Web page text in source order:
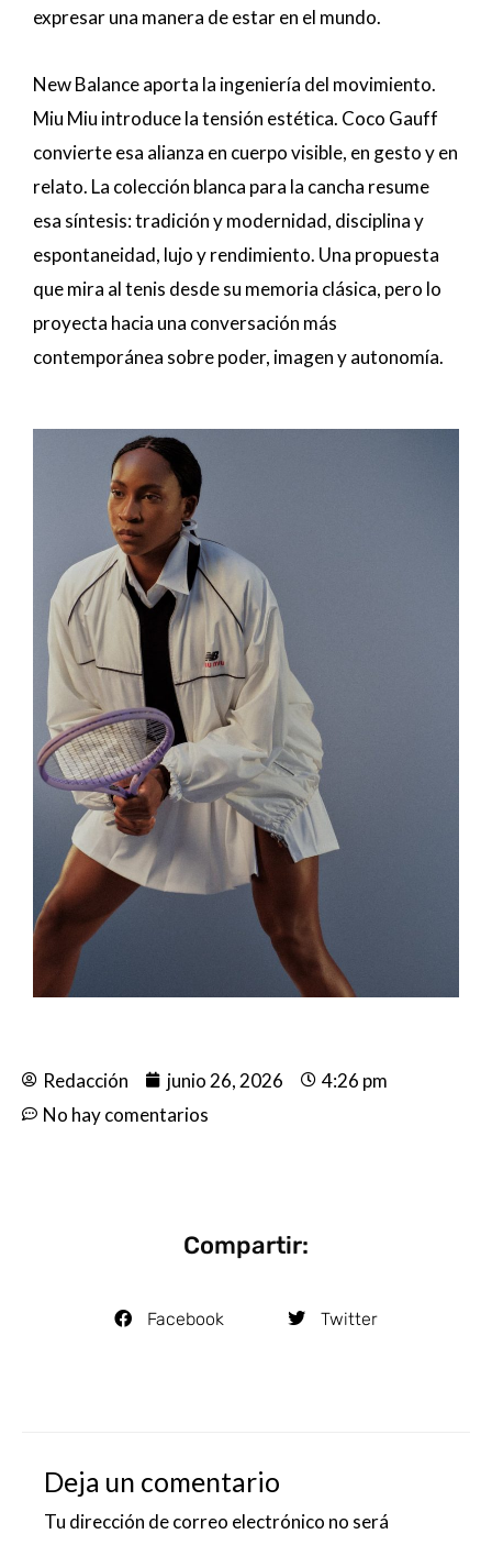
expresar una manera de estar en el mundo.
New Balance aporta la ingeniería del movimiento.
Miu Miu introduce la tensión estética. Coco Gauff
convierte esa alianza en cuerpo visible, en gesto y en
relato. La colección blanca para la cancha resume
esa síntesis: tradición y modernidad, disciplina y
espontaneidad, lujo y rendimiento. Una propuesta
que mira al tenis desde su memoria clásica, pero lo
proyecta hacia una conversación más
contemporánea sobre poder, imagen y autonomía.
Redacción junio 26, 2026
4:26 pm
No hay comentarios
Compartir:
Facebook Twitter
Deja un comentario
Tu dirección de correo electrónico no será